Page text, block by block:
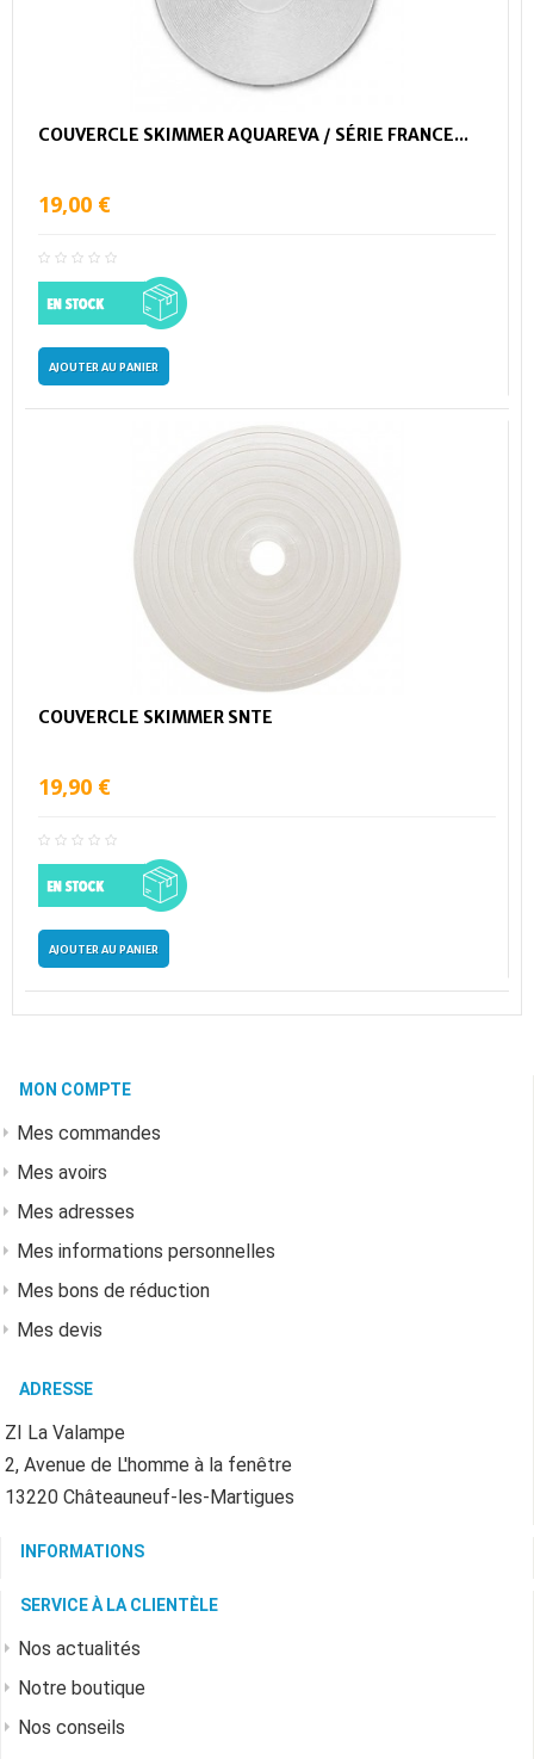
COUVERCLE SKIMMER AQUAREVA / SÉRIE FRANCE...
19,00 €
AJOUTER AU PANIER
COUVERCLE SKIMMER SNTE
19,90 €
AJOUTER AU PANIER
MON COMPTE
Mes commandes
Mes avoirs
Mes adresses
Mes informations personnelles
Mes bons de réduction
Mes devis
ADRESSE
ZI La Valampe
2, Avenue de L'homme à la fenêtre
13220 Châteauneuf-les-Martigues
INFORMATIONS
SERVICE À LA CLIENTÈLE
Nos actualités
Notre boutique
Nos conseils